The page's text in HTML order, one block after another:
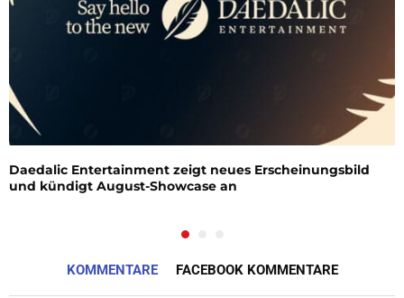
Daedalic Entertainment zeigt neues Erscheinungsbild
und kündigt August-Showcase an
KOMMENTARE FACEBOOK KOMMENTARE